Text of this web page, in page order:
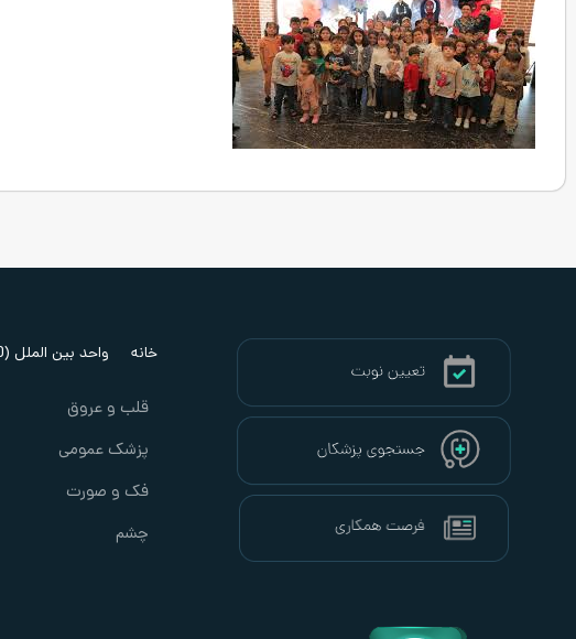
خانه واحد بین الملل (IPD)
قلب و عروق
پزشک عمومی
فک و صورت
چشم